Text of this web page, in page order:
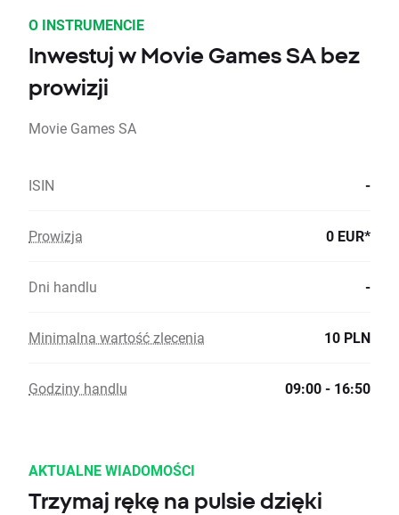
O INSTRUMENCIE
Inwestuj w Movie Games SA bez
prowizji
Movie Games SA
ISIN -
Prowizja 0 EUR*
Dni handlu -
Minimalna wartość zlecenia 10 PLN
Godziny handlu 09:00 - 16:50
AKTUALNE WIADOMOŚCI
Trzymaj rękę na pulsie dzięki